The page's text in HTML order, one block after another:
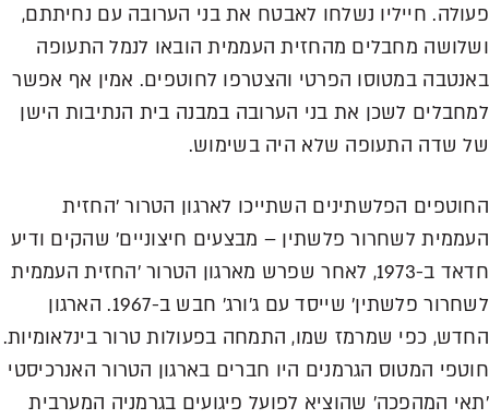
פעולה. חייליו נשלחו לאבטח את בני הערובה עם נחיתתם,
ושלושה מחבלים מהחזית העממית הובאו לנמל התעופה
באנטבה במטוסו הפרטי והצטרפו לחוטפים. אמין אף אפשר
למחבלים לשכן את בני הערובה במבנה בית הנתיבות הישן
של שדה התעופה שלא היה בשימוש.
החוטפים הפלשתינים השתייכו לארגון הטרור 'החזית
העממית לשחרור פלשתין – מבצעים חיצוניים' שהקים ודיע
חדאד ב-1973, לאחר שפרש מארגון הטרור 'החזית העממית
לשחרור פלשתין' שייסד עם ג'ורג' חבש ב-1967. הארגון
החדש, כפי שמרמז שמו, התמחה בפעולות טרור בינלאומיות.
חוטפי המטוס הגרמנים היו חברים בארגון הטרור האנרכיסטי
'תאי המהפכה' שהוציא לפועל פיגועים בגרמניה המערבית